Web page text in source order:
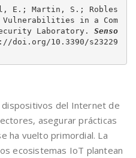
E.; Martin, S.; Robles
Vulnerabilities in a Com
Laboratory. Senso
doi.org/10.3390/s23229
dispositivos del Internet de
asegurar prácticas
ha vuelto primordial. La
ecosistemas IoT plantean